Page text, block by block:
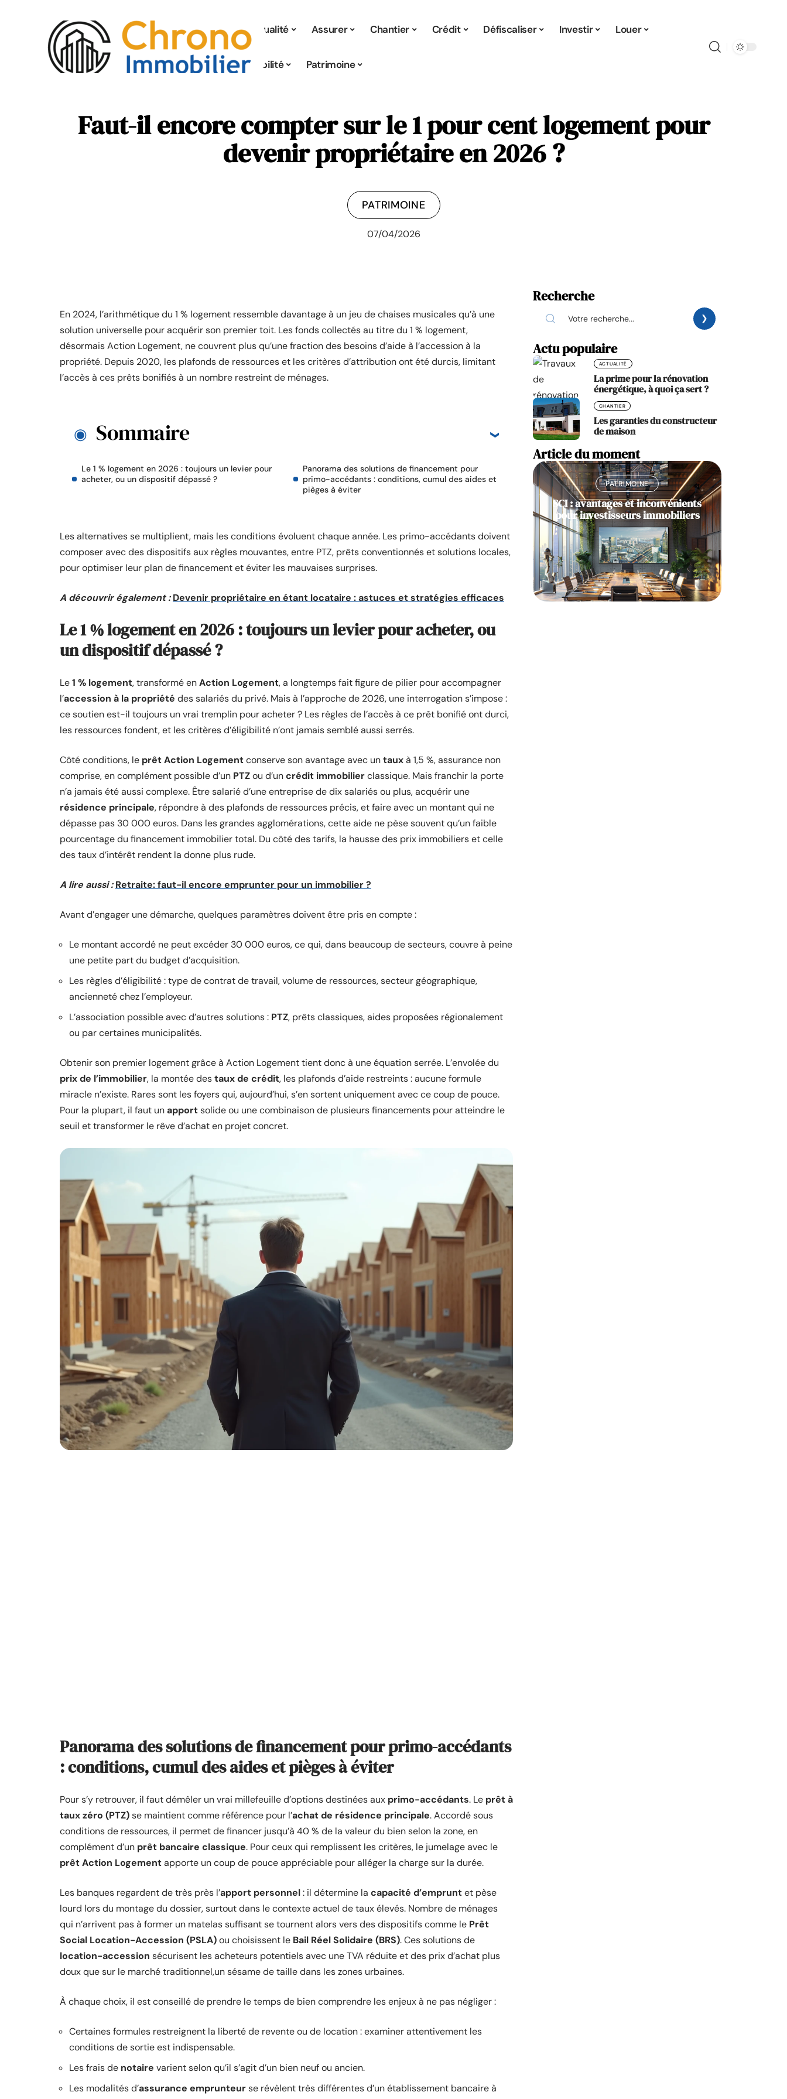
Actualité Assurer Chantier Crédit Défiscaliser Investir Louer
Mobilité Patrimoine
Faut-il encore compter sur le 1 pour cent logement pour
devenir propriétaire en 2026 ?
PATRIMOINE
07/04/2026
En 2024, l’arithmétique du 1 % logement ressemble davantage à un jeu de chaises musicales qu’à une
solution universelle pour acquérir son premier toit. Les fonds collectés au titre du 1 % logement,
désormais Action Logement, ne couvrent plus qu’une fraction des besoins d’aide à l’accession à la
propriété. Depuis 2020, les plafonds de ressources et les critères d’attribution ont été durcis, limitant
l’accès à ces prêts bonifiés à un nombre restreint de ménages.
Sommaire
Le 1 % logement en 2026 : toujours un levier pour
acheter, ou un dispositif dépassé ?
Panorama des solutions de financement pour
primo-accédants : conditions, cumul des aides et
pièges à éviter
Les alternatives se multiplient, mais les conditions évoluent chaque année. Les primo-accédants doivent
composer avec des dispositifs aux règles mouvantes, entre PTZ, prêts conventionnés et solutions locales,
pour optimiser leur plan de financement et éviter les mauvaises surprises.
A découvrir également : Devenir propriétaire en étant locataire : astuces et stratégies efficaces
Le 1 % logement en 2026 : toujours un levier pour acheter, ou
un dispositif dépassé ?
Le1 % logement, transformé enAction Logement, a longtemps fait figure de pilier pour accompagner
l’accession à la propriété des salariés du privé. Mais à l’approche de 2026, une interrogation s’impose :
ce soutien est-il toujours un vrai tremplin pour acheter ? Les règles de l’accès à ce prêt bonifié ont durci,
les ressources fondent, et les critères d’éligibilité n’ont jamais semblé aussi serrés.
Côté conditions, le prêt Action Logementconserve son avantage avec untauxà 1,5 %, assurance non
comprise, en complément possible d’un PTZou d’uncrédit immobilierclassique. Mais franchir la porte
n’a jamais été aussi complexe. Être salarié d’une entreprise de dix salariés ou plus, acquérir une
résidence principale, répondre à des plafonds de ressources précis, et faire avec un montant qui ne
dépasse pas 30 000 euros. Dans les grandes agglomérations, cette aide ne pèse souvent qu’un faible
pourcentage du financement immobilier total. Du côté des tarifs, la hausse des prix immobiliers et celle
des taux d’intérêt rendent la donne plus rude.
A lire aussi : Retraite: faut-il encore emprunter pour un immobilier ?
Avant d’engager une démarche, quelques paramètres doivent être pris en compte :
Le montant accordé ne peut excéder 30 000 euros, ce qui, dans beaucoup de secteurs, couvre à peine
une petite part du budget d’acquisition.
Les règles d’éligibilité : type de contrat de travail, volume de ressources, secteur géographique,
ancienneté chez l’employeur.
L’association possible avec d’autres solutions : PTZ, prêts classiques, aides proposées régionalement
ou par certaines municipalités.
Obtenir son premier logement grâce à Action Logement tient donc à une équation serrée. L’envolée du
prix de l’immobilier, la montée destaux de crédit, les plafonds d’aide restreints : aucune formule
miracle n’existe. Rares sont les foyers qui, aujourd’hui, s’en sortent uniquement avec ce coup de pouce.
Pour la plupart, il faut unapportsolide ou une combinaison de plusieurs financements pour atteindre le
seuil et transformer le rêve d’achat en projet concret.
Panorama des solutions de financement pour primo-accédants
: conditions, cumul des aides et pièges à éviter
Pour s’y retrouver, il faut démêler un vrai millefeuille d’options destinées aux primo-accédants. Le prêt à
taux zéro (PTZ)se maintient comme référence pour l’achat de résidence principale. Accordé sous
conditions de ressources, il permet de financer jusqu’à 40 % de la valeur du bien selon la zone, en
complément d’un prêt bancaire classique. Pour ceux qui remplissent les critères, le jumelage avec le
prêt Action Logementapporte un coup de pouce appréciable pour alléger la charge sur la durée.
Les banques regardent de très près l’apport personnel: il détermine la capacité d’empruntet pèse
lourd lors du montage du dossier, surtout dans le contexte actuel de taux élevés. Nombre de ménages
qui n’arrivent pas à former un matelas suffisant se tournent alors vers des dispositifs comme le Prêt
Social Location-Accession (PSLA)ou choisissent le Bail Réel Solidaire (BRS). Ces solutions de
location-accession sécurisent les acheteurs potentiels avec une TVA réduite et des prix d’achat plus
doux que sur le marché traditionnel,un sésame de taille dans les zones urbaines.
À chaque choix, il est conseillé de prendre le temps de bien comprendre les enjeux à ne pas négliger :
Certaines formules restreignent la liberté de revente ou de location : examiner attentivement les
conditions de sortie est indispensable.
Les frais de notaire varient selon qu’il s’agit d’un bien neuf ou ancien.
Les modalités d’assurance emprunteurse révèlent très différentes d’un établissement bancaire à
Recherche
Actu populaire
ACTUALITÉ
La prime pour la rénovation
énergétique, à quoi ça sert ?
CHANTIER
Les garanties du constructeur
de maison
Article du moment
PATRIMOINE
SCI : avantages et inconvénients
pour investisseurs immobiliers